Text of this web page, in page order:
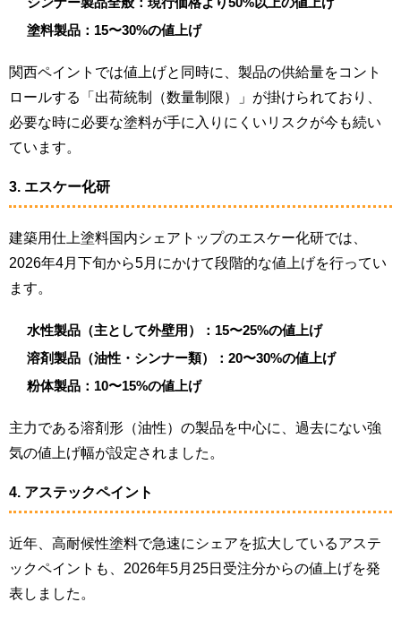
塗料製品：15〜30%の値上げ
関西ペイントでは値上げと同時に、製品の供給量をコント
ロールする「出荷統制（数量制限）」が掛けられており、
必要な時に必要な塗料が手に入りにくいリスクが今も続い
ています。
3. エスケー化研
建築用仕上塗料国内シェアトップのエスケー化研では、
2026年4月下旬から5月にかけて段階的な値上げを行ってい
ます。
水性製品（主として外壁用）：15〜25%の値上げ
溶剤製品（油性・シンナー類）：20〜30%の値上げ
粉体製品：10〜15%の値上げ
主力である溶剤形（油性）の製品を中心に、過去にない強
気の値上げ幅が設定されました。
4. アステックペイント
近年、高耐候性塗料で急速にシェアを拡大しているアステ
ックペイントも、2026年5月25日受注分からの値上げを発
表しました。